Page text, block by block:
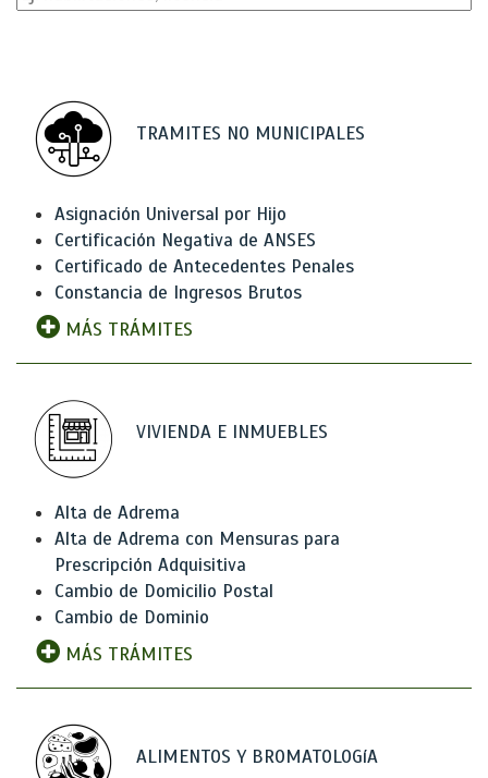
TRAMITES NO MUNICIPALES
Asignación Universal por Hijo
Certificación Negativa de ANSES
Certificado de Antecedentes Penales
Constancia de Ingresos Brutos
MÁS TRÁMITES
VIVIENDA E INMUEBLES
Alta de Adrema
Alta de Adrema con Mensuras para
Prescripción Adquisitiva
Cambio de Domicilio Postal
Cambio de Dominio
MÁS TRÁMITES
ALIMENTOS Y BROMATOLOGíA